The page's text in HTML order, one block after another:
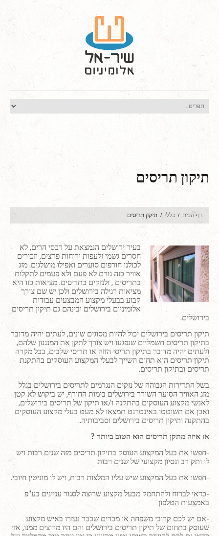
תיקון תריסים
דף הבית כללי תיקון תריסים
בעיר ירושלים הנמצאת על רכסי הרים, לא
חסרים גשמי זלעפות ורוחות פרצים, וזכורים
לכולנו חורפים סוערים ואפילו מושלגים. מזג
אוויר כזה גורם לא פעם ולא פעמים לתקלות
בתריסים , ולנזקים בתריסים. מציאות כזו היא
מציאות רגילה בירושלים ולכן יש שם צורך
קבוע בבעלי מקצוע המבצעים עבודות
אלומיניום בירושלים ובינהם גם תיקון תריסים
בירושלים.
תיקון תריסים בירושלים יכול להיות מסוגים שונים, לעתים יהיה מדובר
בתיקון תריסים חשמליים שנפגעו ויש צורך לתקן את המנגנון שלהם,
ולעתים יהיה מדובר בתיקון תריסי הזזה או תריסי שלבים, בכל מקרה
תיקון תריסים הוא תחום השייך לבעלי המקצוע העוסקים בהתקנת
תריסים ובתיקון תריסים.
בשל התדירות הגבוהה של נזקים הנגרמים לתריסים בירושלים בגלל
מזג האוויר הסוער השורר בירושלים בימות החורף, יש ביקוש לא קטן
לאנשי מקצוע העוסקים בהתקנה ו/או תיקון של תריסים בירושלים,
ואכן אם תשוטטו באינטרנט תמצאו לא מעט בעלי מקצוע העוסקים
בהתקנה ותיקון תריסים בירושלים וסביבותיה..
אז איזה מתקן תריסים הוא הטוב ביותר ?
-חפשו את בעל המקצוע העוסק בתיקון תריסים מזה שנים רבות ויש
לו ותק רב ונסיון מקצועי של שנים רבות
-חפשו את בעל המקצוע שיש עליו המלצות רבות, ויש לו מוניטין חיובי.
-כדאי לברוח ולהתחמק מבעל מקצוע שרוצה לסגור עניינים בע"פ
באמצעות הטלפון
-אם יש לכם קרובי משפחה או מכרים שכבר נעזרו באיש מקצוע
שעוסק בתחום של תיקון תריסים בירושלים והם היו מרוצים ממנו, אזי